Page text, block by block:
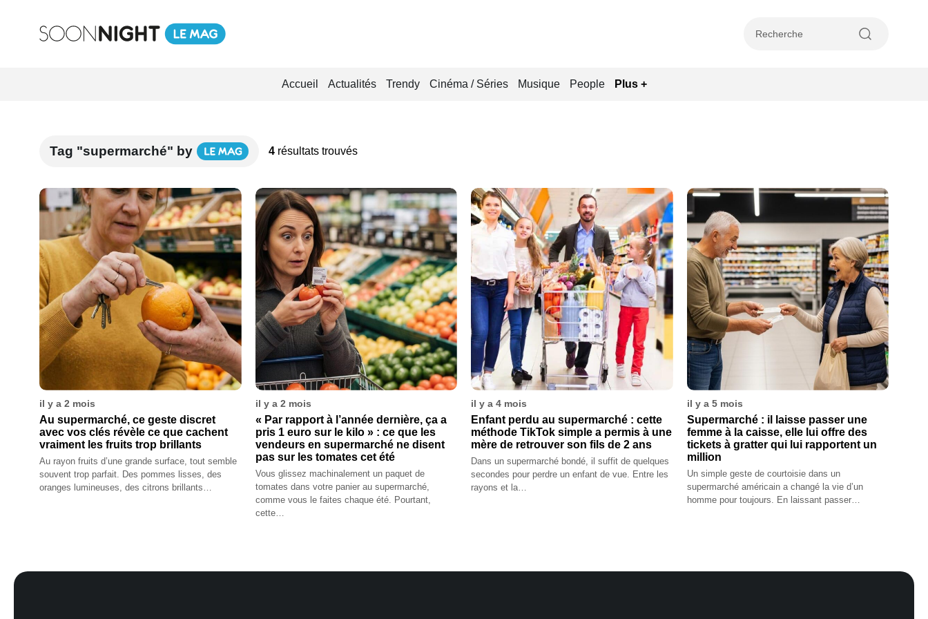
Accueil Actualités Trendy Cinéma / Séries Musique People Plus +
Tag "supermarché" by 4 résultats trouvés
il y a 2 mois
Au supermarché, ce geste discret
avec vos clés révèle ce que cachent
vraiment les fruits trop brillants
Au rayon fruits d’une grande surface, tout semble
souvent trop parfait. Des pommes lisses, des
oranges lumineuses, des citrons brillants…
il y a 2 mois
« Par rapport à l’année dernière, ça a
pris 1 euro sur le kilo » : ce que les
vendeurs en supermarché ne disent
pas sur les tomates cet été
Vous glissez machinalement un paquet de
tomates dans votre panier au supermarché,
comme vous le faites chaque été. Pourtant,
cette…
il y a 4 mois
Enfant perdu au supermarché : cette
méthode TikTok simple a permis à une
mère de retrouver son fils de 2 ans
Dans un supermarché bondé, il suffit de quelques
secondes pour perdre un enfant de vue. Entre les
rayons et la…
il y a 5 mois
Supermarché : il laisse passer une
femme à la caisse, elle lui offre des
tickets à gratter qui lui rapportent un
million
Un simple geste de courtoisie dans un
supermarché américain a changé la vie d’un
homme pour toujours. En laissant passer…